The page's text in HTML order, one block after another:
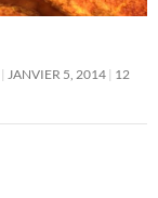
JANVIER 5, 2014 12